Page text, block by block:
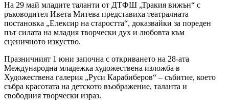
На 29 май младите таланти от ДТФШ „Тракия вижън“ с
ръководител Ивета Митева представиха театралната
постановка „Елексир на старостта“, доказвайки за пореден
път силата на младия творчески дух и любовта към
сценичното изкуство.
Празничният 1 юни започна с откриването на 28-ата
Международна младежка художествена изложба в
Художествена галерия „Руси Карабиберов“ – събитие, което
събра красотата на детското въображение, таланта и
свободния творчески израз.